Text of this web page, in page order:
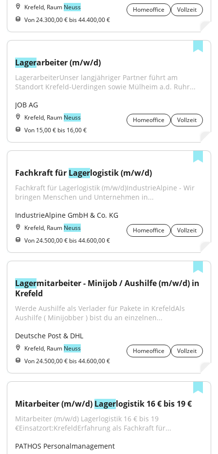
Krefeld, Raum Neuss Homeoffice
Vollzeit
Von 24.300,00 € bis 44.400,00 €
Lagerarbeiter (m/w/d)
LagerarbeiterUnser langjähriger Partner führt am
Standort Krefeld-Uerdingen sowie Mülheim a.d. Ruhr...
JOB AG
Krefeld, Raum Neuss Homeoffice
Vollzeit
Von 15,00 € bis 16,00 €
Fachkraft für Lagerlogistik (m/w/d)
Fachkraft für Lagerlogistik (m/w/d)IndustrieAlpine - Wir
bringen Menschen und Unternehmen in...
IndustrieAlpine GmbH & Co. KG
Krefeld, Raum Neuss Homeoffice
Vollzeit
Von 24.500,00 € bis 44.600,00 €
Lagermitarbeiter - Minijob / Aushilfe (m/w/d) in
Krefeld
Werde Aushilfe als Verlader für Pakete in KrefeldAls
Aushilfe ( Minijobber ) bist du an einzelnen...
Deutsche Post & DHL
Krefeld, Raum Neuss Homeoffice
Vollzeit
Von 24.500,00 € bis 44.600,00 €
Mitarbeiter (m/w/d) Lagerlogistik 16 € bis 19 €
Mitarbeiter (m/w/d) Lagerlogistik 16 € bis 19
€Einsatzort:KrefeldErfahrung als Fachkraft für...
PATHOS Personalmanagement